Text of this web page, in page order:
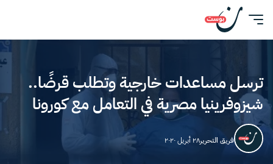
ترسل مساعدات خارجية وتطلب قرضًا..
شيزوفرينيا مصرية في التعامل مع كورونا
فريق التحرير٢٨ أبريل ٢٠٢٠